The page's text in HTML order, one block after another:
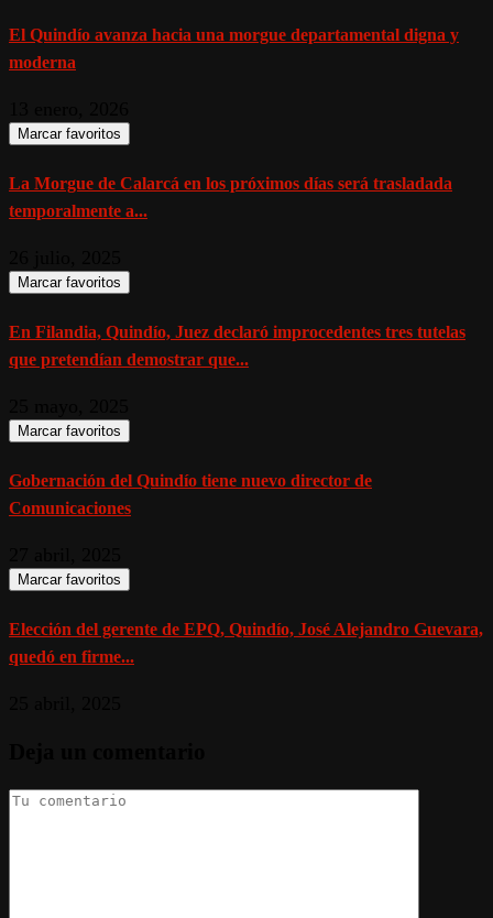
El Quindío avanza hacia una morgue departamental digna y
moderna
Marcar favoritos
La Morgue de Calarcá en los próximos días será trasladada
temporalmente a...
Marcar favoritos
En Filandia, Quindío, Juez declaró improcedentes tres tutelas
que pretendían demostrar que...
Marcar favoritos
Gobernación del Quindío tiene nuevo director de
Comunicaciones
Marcar favoritos
Elección del gerente de EPQ, Quindío, José Alejandro Guevara,
quedó en firme...